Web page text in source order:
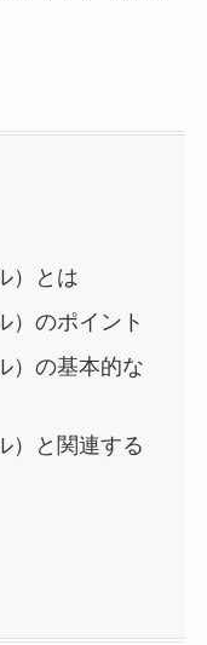
）とは
）のポイント
）の基本的な
）と関連する